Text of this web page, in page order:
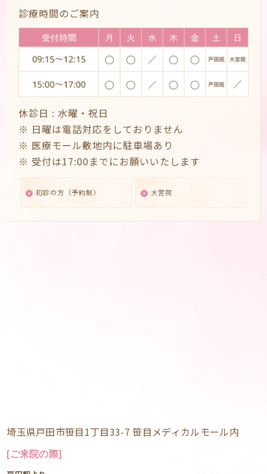
診療時間のご案内
休診日 : 水曜・祝日
※ 日曜は電話対応をしておりません
※ 医療モール敷地内に駐車場あり
※ 受付は17:00までにお願いいたします
初診の方（予約制） 大宮院
埼玉県戸田市笹目1丁目33-7 笹目メディカルモール内
[ご来院の際]